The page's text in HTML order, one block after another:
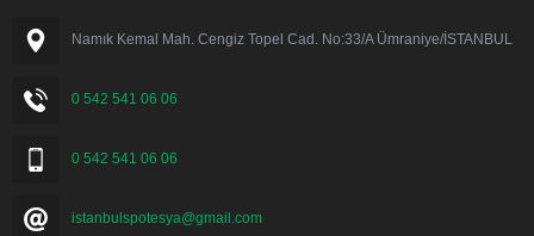
Namık Kemal Mah. Cengiz Topel Cad. No:33/A Ümraniye/İSTANBUL
0 542 541 06 06
0 542 541 06 06
istanbulspotesya@gmail.com